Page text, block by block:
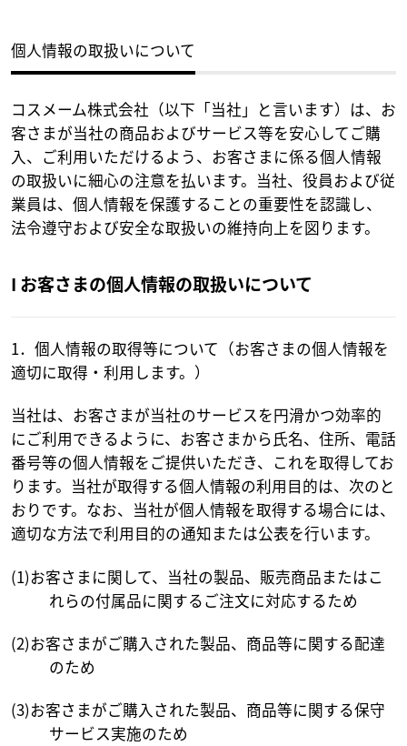
個人情報の取扱いについて
コスメーム株式会社（以下「当社」と言います）は、お
客さまが当社の商品およびサービス等を安心してご購
入、ご利用いただけるよう、お客さまに係る個人情報
の取扱いに細心の注意を払います。当社、役員および従
業員は、個人情報を保護することの重要性を認識し、
法令遵守および安全な取扱いの維持向上を図ります。
I お客さまの個人情報の取扱いについて
1．個人情報の取得等について（お客さまの個人情報を
適切に取得・利用します。）
当社は、お客さまが当社のサービスを円滑かつ効率的
にご利用できるように、お客さまから氏名、住所、電話
番号等の個人情報をご提供いただき、これを取得してお
ります。当社が取得する個人情報の利用目的は、次のと
おりです。なお、当社が個人情報を取得する場合には、
適切な方法で利用目的の通知または公表を行います。
(1)お客さまに関して、当社の製品、販売商品またはこ
れらの付属品に関するご注文に対応するため
(2)お客さまがご購入された製品、商品等に関する配達
のため
(3)お客さまがご購入された製品、商品等に関する保守
サービス実施のため